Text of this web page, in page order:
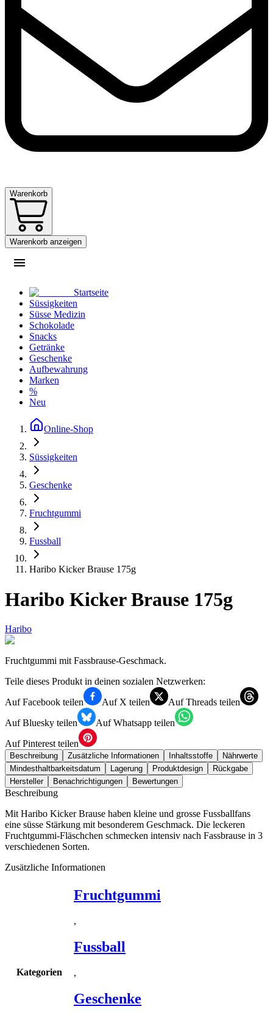
Warenkorb
Warenkorb anzeigen
Startseite
Süssigkeiten
Süsse Medizin
Schokolade
Snacks
Getränke
Geschenke
Aufbewahrung
Marken
%
Neu
Online-Shop
Süssigkeiten
Geschenke
Fruchtgummi
Fussball
Haribo Kicker Brause 175g
Haribo Kicker Brause 175g
Haribo
Fruchtgummi mit Fassbrause-Geschmack.
Teile dieses Produkt in deinen sozialen Netzwerken:
Auf Facebook teilen
Auf X teilen
Auf Threads teilen
Auf Bluesky teilen
Auf Whatsapp teilen
Auf Pinterest teilen
Beschreibung Zusätzliche Informationen Inhaltsstoffe
Nährwerte
Mindesthaltbarkeitsdatum
Lagerung Produktdesign
Rückgabe
Hersteller
Benachrichtigungen Bewertungen
Beschreibung
Mit Haribo Kicker Brause haben kleine und grosse Fussballfans
eine süsse Stärkung mit besonderem Geschmack. Die leckeren
Fruchtgummi-Fläschchen schmecken intensiv nach Fassbrause in 3
verschiedenen Sorten.
Zusätzliche Informationen
Kategorien
Fruchtgummi
,
Fussball
,
Geschenke